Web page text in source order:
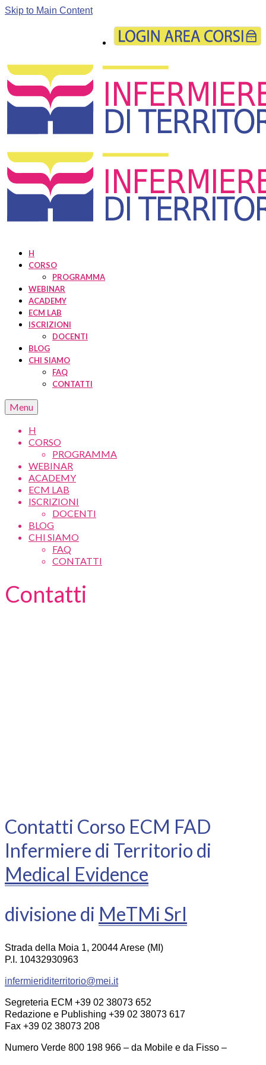
Skip to Main Content
H
CORSO
PROGRAMMA
WEBINAR
ACADEMY
ECM LAB
ISCRIZIONI
DOCENTI
BLOG
CHI SIAMO
FAQ
CONTATTI
Menu
H
CORSO
PROGRAMMA
WEBINAR
ACADEMY
ECM LAB
ISCRIZIONI
DOCENTI
BLOG
CHI SIAMO
FAQ
CONTATTI
Contatti
Contatti Corso ECM FAD
Infermiere di Territorio di
Medical Evidence
divisione di MeTMi Srl
Strada della Moia 1, 20044 Arese (MI)
P.I. 10432930963
infermieriditerritorio@mei.it
Segreteria ECM +39 02 38073 652
Redazione e Publishing +39 02 38073 617
Fax +39 02 38073 208
Numero Verde 800 198 966 – da Mobile e da Fisso –